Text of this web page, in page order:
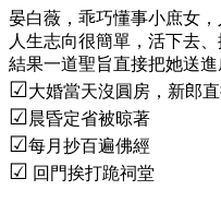
晏白薇，乖巧懂事小庶女，
人生志向很簡單，活下去
結果一道聖旨直接把她送
☑大婚當天沒圓房，新郎
☑ 晨昏定省被晾著
☑每月抄百遍佛經
☑ 回門挨打跪祠堂